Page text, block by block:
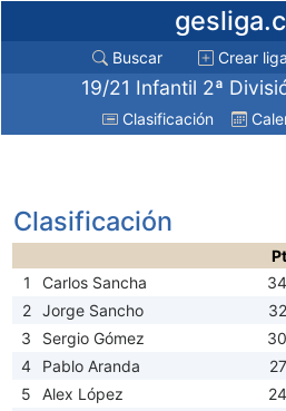
Buscar
Crear liga
19/21 Infantil 2ª
Clasificación
Clasificación
Pt
1
Carlos Sancha 34
2 Jorge Sancho 32
3
Sergio Gómez 30
4
Pablo Aranda 27
5
Alex López 24